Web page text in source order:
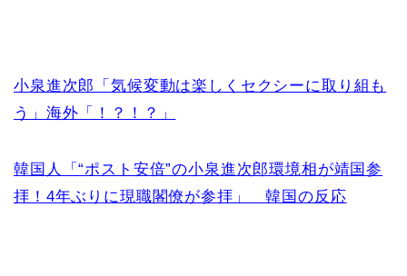
小泉進次郎「気候変動は楽しくセクシーに取り組も
う」海外「！？！？」
韓国人「“ポスト安倍”の小泉進次郎環境相が靖国参
拝！4年ぶりに現職閣僚が参拝」 韓国の反応